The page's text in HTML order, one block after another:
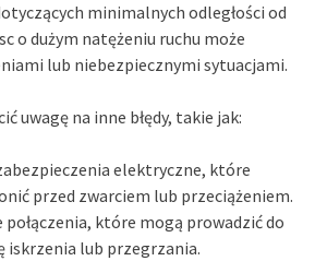
minimalnych odległości od
o dużym natężeniu ruchu może
lub niebezpiecznymi sytuacjami.
uwagę na inne błędy, takie jak:
elektryczne, które
przed zwarciem lub przeciążeniem.
połączenia, które mogą prowadzić do
iskrzenia lub przegrzania.